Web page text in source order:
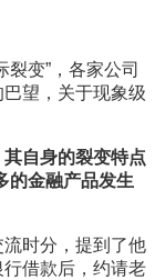
变”，各家公司
望，关于现象级
自身的裂变特点
的金融产品发生
时分，提到了他
借款后，约请老